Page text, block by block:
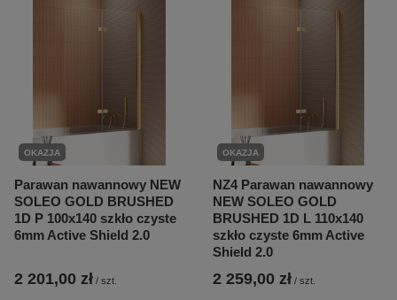
OKAZJA
Parawan nawannowy NEW
SOLEO GOLD BRUSHED
1D P 100x140 szkło czyste
6mm Active Shield 2.0
2 201,00 zł / szt.
OKAZJA
NZ4 Parawan nawannowy
NEW SOLEO GOLD
BRUSHED 1D L 110x140
szkło czyste 6mm Active
Shield 2.0
2 259,00 zł / szt.